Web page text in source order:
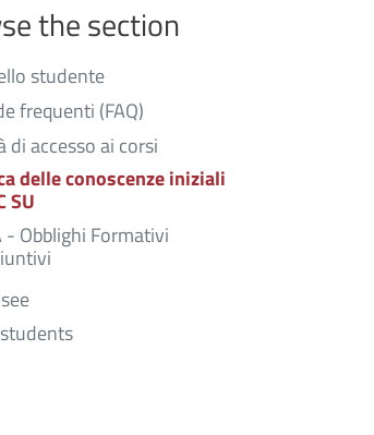
the section
studente
frequenti (FAQ)
di accesso ai corsi
delle conoscenze iniziali
SU
- Obblighi Formativi